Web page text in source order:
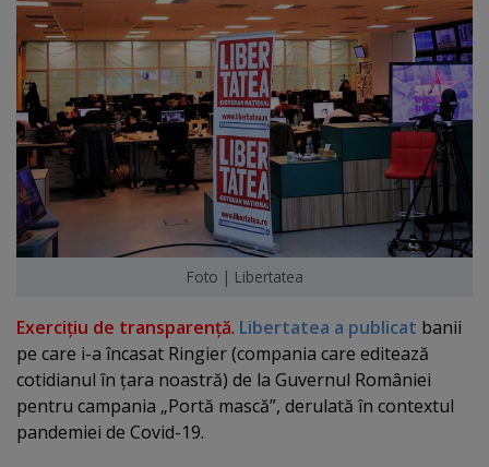
Foto | Libertatea
Exerciţiu de transparenţă. Libertatea a publicat banii
pe care i-a încasat Ringier (compania care editează
cotidianul în ţara noastră) de la Guvernul României
pentru campania „Portă mască”, derulată în contextul
pandemiei de Covid-19.